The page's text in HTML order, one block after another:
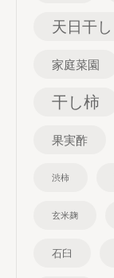
天日干し
家庭菜園
干し柿
果実酢
渋柿
玄米麹
石臼